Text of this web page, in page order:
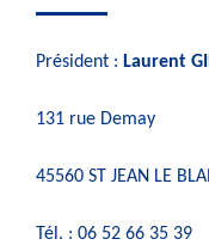
Président : Laurent
131 rue Demay
45560 ST JEAN LE
Tél. : 06 52 66 35 39